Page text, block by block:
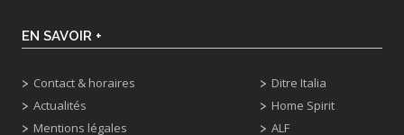
EN SAVOIR +
Contact & horaires
Actualités
Mentions légales
Ditre Italia
Home Spirit
ALF